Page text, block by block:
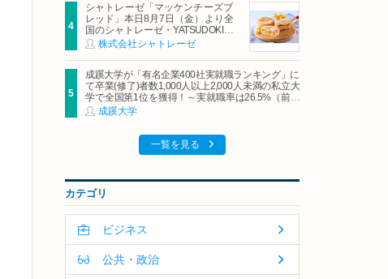
シャトレーゼ「マッケンチーズブ
レッド」本日8月7日（金）より全
国のシャトレーゼ・YATSUDOKIで
発売株式会社シャトレーゼ
成蹊大学が「有名企業400社実就職ランキング」に
て卒業(修了)者数1,000人以上2,000人未満の私立大
学で全国第1位を獲得！～実就職率は26.5%（前年
比＋4.3pt）に伸長、東京の私立大学でも10位にラ
ンクイン～
成蹊大学
一覧を見る
カテゴリ
ビジネス
公共・政治